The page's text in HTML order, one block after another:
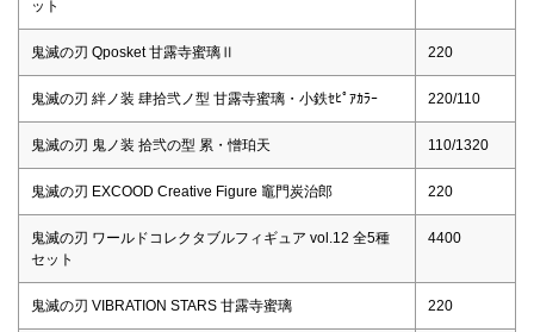
ット
鬼滅の刃 Qposket 甘露寺蜜璃Ⅱ 220
鬼滅の刃 絆ノ装 肆拾弐ノ型 甘露寺蜜璃・小鉄ｾﾋﾟｱｶﾗｰ 220/110
鬼滅の刃 鬼ノ装 拾弐の型 累・憎珀天 110/1320
鬼滅の刃 EXCOOD Creative Figure 竈門炭治郎 220
鬼滅の刃 ワールドコレクタブルフィギュア vol.12 全5種
セット
4400
鬼滅の刃 VIBRATION STARS 甘露寺蜜璃 220